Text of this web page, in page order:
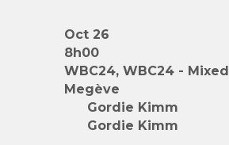
Oct 26
8h00
WBC24, WBC24 - Mixed
Megève
Gordie Kimm
Gordie Kimm